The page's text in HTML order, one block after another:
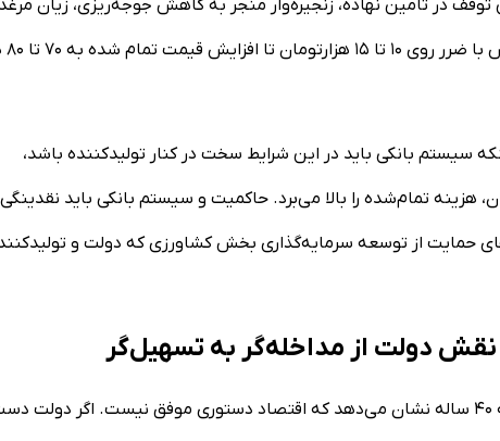
توقف در تامین نهاده، زنجیره‌وار منجر به کاهش جوجه‌ریزی، زیان
سیستم بانکی باید در این شرایط سخت در کنار تولیدکننده باشد،
هزینه تمام‌شده را بالا می‌برد. حاکمیت و سیستم بانکی باید نقدینگی
حمایت از توسعه سرمایه‌گذاری بخش کشاورزی که دولت و
دولت از مداخله‌گر به تسهیل‌گر
وی با انتقاد از سیاست‌های تنظیم بازاری اضافه می‌کند: تجربه ۴۰ ساله نشان می‌دهد که اقتصاد دستوری موفق نیست. اگر دولت